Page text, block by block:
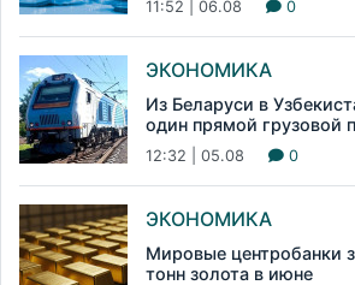
11:52 | 06.08 0
ЭКОНОМИКА
Из Беларуси в
один прямой грузовой
12:32 | 05.08 0
ЭКОНОМИКА
Мировые центробанки
тонн золота в июне